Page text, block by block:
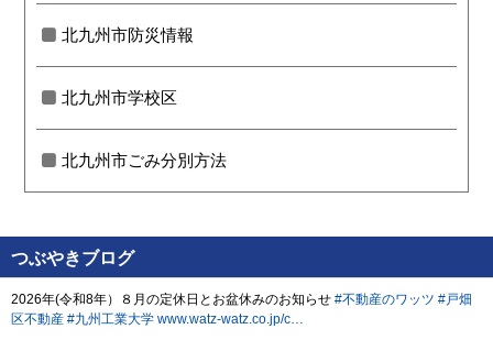
北九州市防災情報
北九州市学校区
北九州市ごみ分別方法
つぶやきブログ